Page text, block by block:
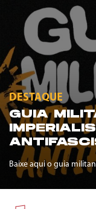
DESTAQUE
GUIA
Baixe aqui o guia